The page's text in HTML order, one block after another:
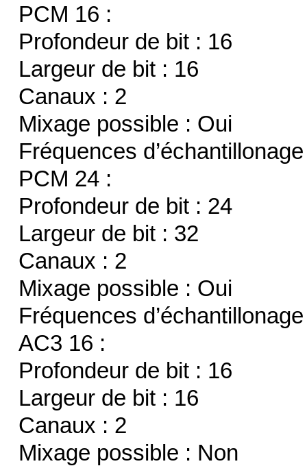
PCM 16 :
Profondeur de bit : 16
Largeur de bit : 16
Canaux : 2
Mixage possible : Oui
Fréquences
PCM 24 :
Profondeur de bit : 24
Largeur de bit : 32
Canaux : 2
Mixage possible : Oui
Fréquences
AC3 16 :
Profondeur de bit : 16
Largeur de bit : 16
Canaux : 2
Mixage possible : Non